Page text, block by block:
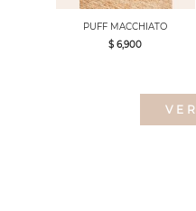
PUFF MACCHIATO
$ 6,900